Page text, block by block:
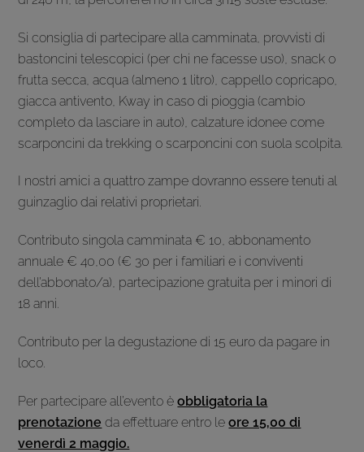
Si consiglia di partecipare alla camminata, provvisti di
bastoncini telescopici (per chi ne facesse uso), snack o
frutta secca, acqua (almeno 1 litro), cappello copricapo,
giacca antivento, Kway in caso di pioggia (cambio
completo da lasciare in auto), calzature idonee come
scarponcini da trekking o scarponcini con suola scolpita.
I nostri amici a quattro zampe dovranno essere tenuti al
guinzaglio dai relativi proprietari.
Contributo singola camminata € 10, abbonamento
annuale € 40,00 (€ 30 per i familiari e i conviventi
dell’abbonato/a), partecipazione gratuita per i minori di
18 anni.
Contributo per la degustazione di 15 euro da pagare in
loco.
Per partecipare all’evento èobbligatoria la
prenotazione da effettuare entro leore 15,00 di
venerdì 2 maggio.